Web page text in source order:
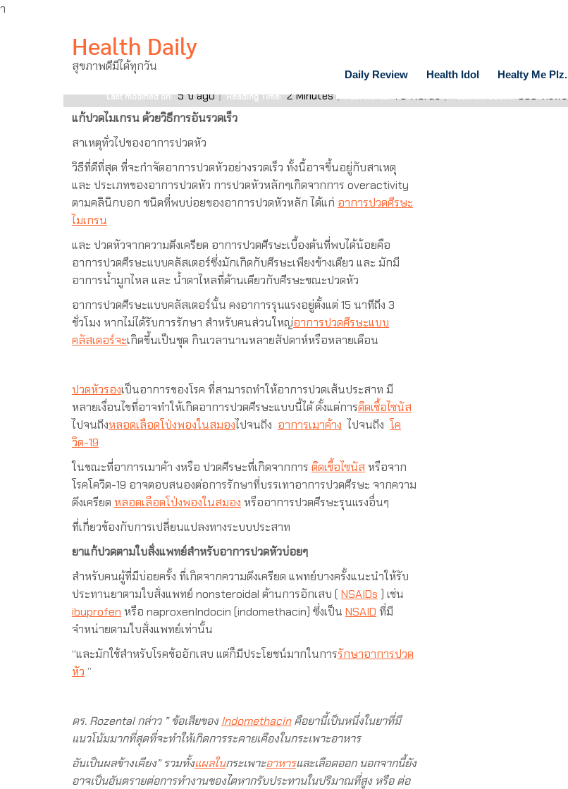
ำ
Health Daily
สุขภาพดีมีได้ทุกวัน
Daily Review Health Idol Healty Me Plz.
แก้ปวดไมเกรน ด้วยวิธีการอันรวดเร็ว
15 มิถุนายน 2021 ไม่มีความเห็น
Last modified on: 5 ปี ago Reading Time: 2 Minutes Post Words: 76 Words PostView Count: 355 Views
แก้ปวดไมเกรน ด้วยวิธีการอันรวดเร็ว
สาเหตุทั่วไปของอาการปวดหัว
วิธีที่ดีที่สุด ที่จะกำจัดอาการปวดหัวอย่างรวดเร็ว ทั้งนี้อาจขึ้นอยู่กับสาเหตุ
และ ประเภทของอาการปวดหัว การปวดหัวหลักๆเกิดจากการ overactivity
ตามคลินิกบอก ชนิดที่พบบ่อยของอาการปวดหัวหลัก ได้แก่ อาการปวดศีรษะ
ไมเกรน
และ ปวดหัวจากความตึงเครียด อาการปวดศีรษะเบื้องต้นที่พบได้น้อยคือ
อาการปวดศีรษะแบบคลัสเตอร์ซึ่งมักเกิดกับศีรษะเพียงข้างเดียว และ มักมี
อาการน้ำมูกไหล และ น้ำตาไหลที่ด้านเดียวกับศีรษะขณะปวดหัว
อาการปวดศีรษะแบบคลัสเตอร์นั้น คงอาการรุนแรงอยู่ตั้งแต่ 15 นาทีถึง 3
ชั่วโมง หากไม่ได้รับการรักษา สำหรับคนส่วนใหญ่อาการปวดศีรษะแบบ
คลัสเตอร์จะเกิดขึ้นเป็นชุด กินเวลานานหลายสัปดาห์หรือหลายเดือน
ปวดหัวรองเป็นอาการของโรค ที่สามารถทำให้อาการปวดเส้นประสาท มี
หลายเงื่อนไขที่อาจทำให้เกิดอาการปวดศีรษะแบบนี้ได้ ตั้งแต่การติดเชื้อไซนัส
ไปจนถึงหลอดเลือดโป่งพองในสมองไปจนถึง อาการเมาค้าง ไปจนถึงโค
วิด-19
ในขณะที่อาการเมาค้า งหรือ ปวดศีรษะที่เกิดจากการ ติดเชื้อไซนัสหรือจาก
โรคโควิด-19 อาจตอบสนองต่อการรักษาที่บรรเทาอาการปวดศีรษะ จากความ
ตึงเครียด หลอดเลือดโป่งพองในสมอง หรืออาการปวดศีรษะรุนแรงอื่นๆ
ที่เกี่ยวข้องกับการเปลี่ยนแปลงทางระบบประสาท
ยาแก้ปวดตามใบสั่งแพทย์สำหรับอาการปวดหัวบ่อยๆ
สำหรับคนผู้ที่มีบ่อยครั้ง ที่เกิดจากความตึงเครียด แพทย์บางครั้งแนะนำให้รับ
ประทานยาตามใบสั่งแพทย์ nonsteroidal ต้านการอักเสบ (NSAIDs ) เช่น
ibuprofen หรือ naproxenIndocin (indomethacin) ซึ่งเป็น NSAID ที่มี
จำหน่ายตามใบสั่งแพทย์เท่านั้น
“และมักใช้สำหรับโรคข้ออักเสบ แต่ก็มีประโยชน์มากในการรักษาอาการปวด
หัว ”
ดร. Rozental กล่าว ” ข้อเสียของIndomethacinคือยานี้เป็นหนึ่งในยาที่มี
แนวโน้มมากที่สุดที่จะทำให้เกิดการระคายเคืองในกระเพาะอาหาร
อันเป็นผลข้างเคียง” รวมทั้งแผลในกระเพาะอาหารและเลือดออก นอกจากนี้ยัง
อาจเป็นอันตรายต่อการทำงานของไตหากรับประทานในปริมาณที่สูง หรือ ต่อ